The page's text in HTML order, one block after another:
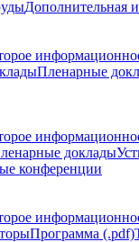
Дополнительная
Пленарные
доклады
конференции
Программа (.pdf)